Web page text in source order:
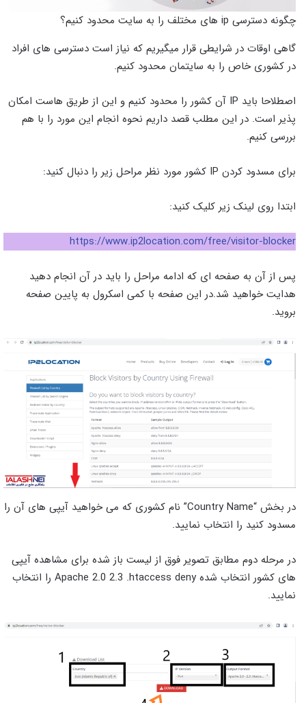
چگونه دسترسی ip های مختلف را به سایت محدود کنیم؟
گاهی اوقات در شرایطی قرار میگیریم که نیاز است دسترسی های افراد
در کشوری خاص را به سایتمان محدود کنیم.
اصطلاحا باید IP آن کشور را محدود کنیم و این از طریق هاست امکان
پذیر است. در این مطلب قصد داریم نحوه انجام این مورد را با هم
بررسی کنیم.
برای مسدود کردن IP کشور مورد نظر مراحل زیر را دنبال کنید:
ابتدا روی لینک زیر کلیک کنید:
https://www.ip2location.com/free/visitor-blocker
پس از آن به صفحه ای که ادامه مراحل را باید در آن انجام دهید
هدایت خواهید شد.در این صفحه با کمی اسکرول به پایین صفحه
بروید.
در بخش “Country Name” نام کشوری که می خواهید آیپی های آن را
مسدود کنید را انتخاب نمایید.
در مرحله دوم مطابق تصویر فوق از لیست باز شده برای مشاهده آیپی
های کشور انتخاب شده Apache 2.0 2.3 .htaccess deny را انتخاب
نمایید.